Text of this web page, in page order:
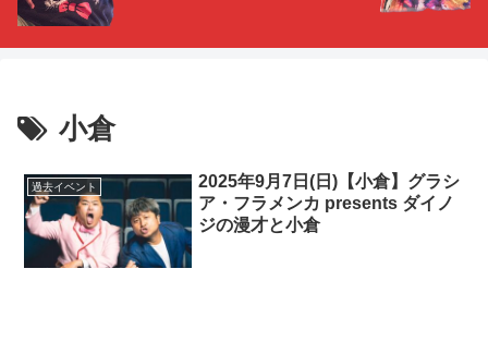
小倉
過去イベント
2025年9月7日(日)【小倉】グラシ
ア・フラメンカ presents ダイノ
ジの漫才と小倉